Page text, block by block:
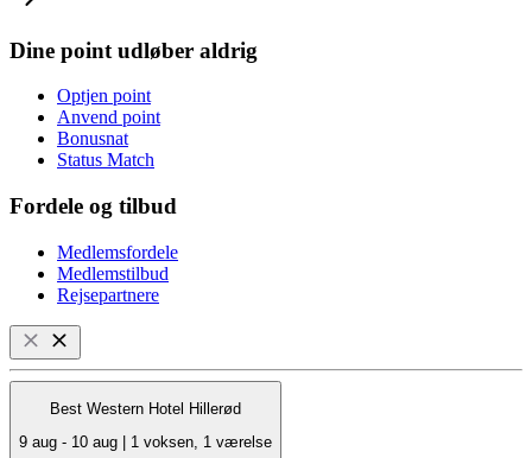
Dine point udløber aldrig
Optjen point
Anvend point
Bonusnat
Status Match
Fordele og tilbud
Medlemsfordele
Medlemstilbud
Rejsepartnere
Best Western Hotel Hillerød
9 aug - 10 aug | 1 voksen, 1 værelse